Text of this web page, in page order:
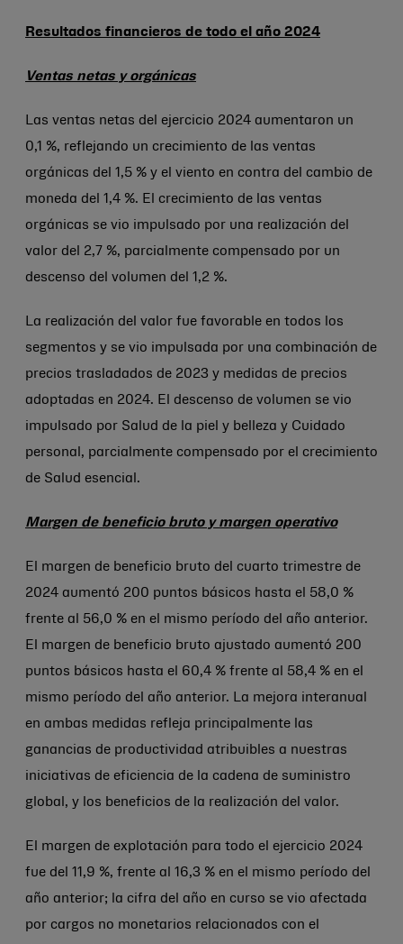
Resultados financieros de todo el año 2024
Ventas netas y orgánicas
Las ventas netas del ejercicio 2024 aumentaron un
0,1 %, reflejando un crecimiento de las ventas
orgánicas del 1,5 % y el viento en contra del cambio de
moneda del 1,4 %. El crecimiento de las ventas
orgánicas se vio impulsado por una realización del
valor del 2,7 %, parcialmente compensado por un
descenso del volumen del 1,2 %.
La realización del valor fue favorable en todos los
segmentos y se vio impulsada por una combinación de
precios trasladados de 2023 y medidas de precios
adoptadas en 2024. El descenso de volumen se vio
impulsado por Salud de la piel y belleza y Cuidado
personal, parcialmente compensado por el crecimiento
de Salud esencial.
Margen de beneficio bruto y margen operativo
El margen de beneficio bruto del cuarto trimestre de
2024 aumentó 200 puntos básicos hasta el 58,0 %
frente al 56,0 % en el mismo período del año anterior.
El margen de beneficio bruto ajustado aumentó 200
puntos básicos hasta el 60,4 % frente al 58,4 % en el
mismo período del año anterior. La mejora interanual
en ambas medidas refleja principalmente las
ganancias de productividad atribuibles a nuestras
iniciativas de eficiencia de la cadena de suministro
global, y los beneficios de la realización del valor.
El margen de explotación para todo el ejercicio 2024
fue del 11,9 %, frente al 16,3 % en el mismo período del
año anterior; la cifra del año en curso se vio afectada
por cargos no monetarios relacionados con el